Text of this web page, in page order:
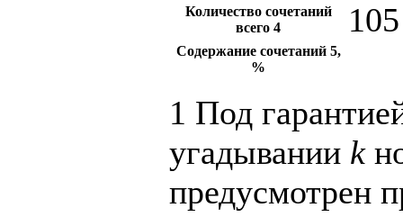
Количество сочетаний
всего 4 105
Содержание сочетаний 5,
%
1 Под
угадывании k
предусмотрен